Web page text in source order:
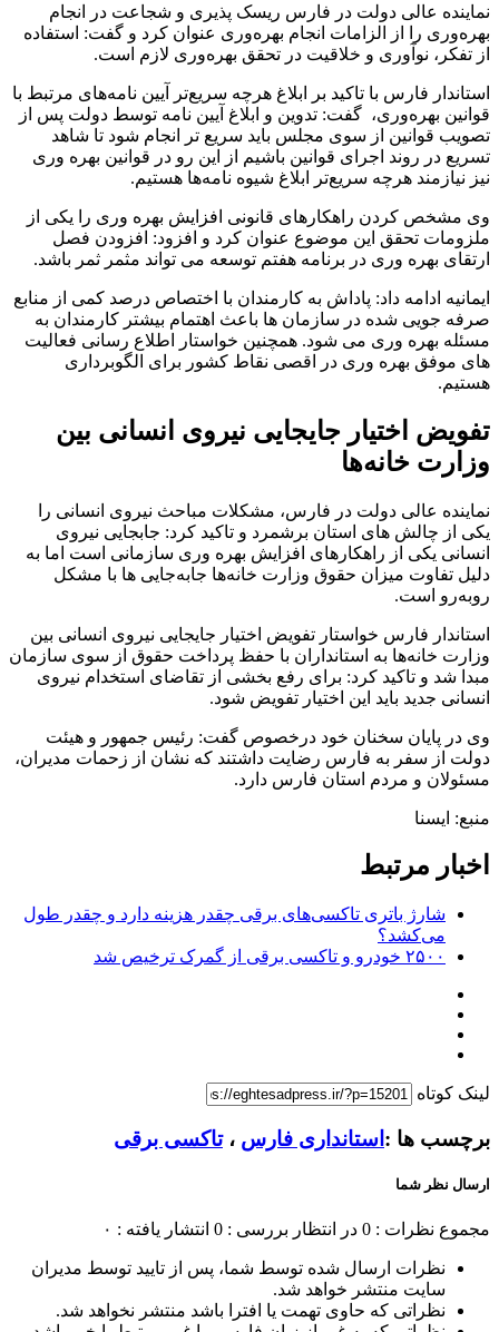
نماینده عالی دولت در فارس ریسک پذیری و شجاعت در انجام
بهره‌وری را از الزامات انجام بهره‌وری عنوان کرد و گفت: استفاده
از تفکر، نوآوری و خلاقیت در تحقق بهره‌وری لازم است.
استاندار فارس با تاکید بر ابلاغ هرچه سریع‌تر آیین نامه‌های مرتبط با
قوانین بهره‌وری، ‌ گفت: تدوین و ابلاغ آیین نامه توسط دولت پس از
تصویب قوانین از سوی مجلس باید سریع تر انجام شود تا شاهد
تسریع در روند اجرای قوانین باشیم از این رو در قوانین بهره وری
نیز نیازمند هرچه سریع‌تر ابلاغ شیوه نامه‌ها هستیم.
وی مشخص کردن راهکارهای قانونی افزایش بهره وری را یکی از
ملزومات تحقق این موضوع عنوان کرد و افزود: افزودن فصل
ارتقای بهره وری در برنامه هفتم توسعه می تواند مثمر ثمر باشد.
ایمانیه ادامه داد: پاداش به کارمندان با اختصاص درصد کمی از منابع
صرفه جویی شده در سازمان ها باعث اهتمام بیشتر کارمندان به
مسئله بهره وری می شود. همچنین خواستار اطلاع رسانی فعالیت
های موفق بهره وری در اقصی نقاط کشور برای الگوبرداری
هستیم.
تفویض اختیار جایجایی نیروی انسانی بین
وزارت خانه‌ها
نماینده عالی دولت در فارس، مشکلات مباحث نیروی انسانی را
یکی از چالش های استان برشمرد و تاکید کرد: جابجایی نیروی
انسانی یکی از راهکارهای افزایش بهره وری سازمانی است اما به
دلیل تفاوت میزان حقوق وزارت خانه‌ها جابه‌جایی ها با مشکل
روبه‌رو است.
استاندار فارس خواستار تفویض اختیار جایجایی نیروی انسانی بین
وزارت خانه‌ها به استانداران با حفظ پرداخت حقوق از سوی سازمان
مبدا شد و تاکید کرد: برای رفع بخشی از تقاضای استخدام نیروی
انسانی جدید باید این اختیار تفویض شود.
وی در پایان سخنان خود درخصوص گفت: رئیس جمهور و هیئت
دولت از سفر به فارس رضایت داشتند که نشان از زحمات مدیران،
مسئولان و مردم استان فارس دارد.
منبع: ایسنا
اخبار مرتبط
شارژ باتری تاکسی‌های برقی چقدر هزینه دارد و چقدر طول
می‌کشد؟
۲۵۰۰ خودرو و تاکسی برقی از گمرک ترخیص شد
لینک کوتاه
برچسب ها : استانداری فارس ،تاکسی برقی
ارسال نظر شما
مجموع نظرات : 0 در انتظار بررسی : 0 انتشار یافته : ۰
نظرات ارسال شده توسط شما، پس از تایید توسط مدیران
سایت منتشر خواهد شد.
نظراتی که حاوی تهمت یا افترا باشد منتشر نخواهد شد.